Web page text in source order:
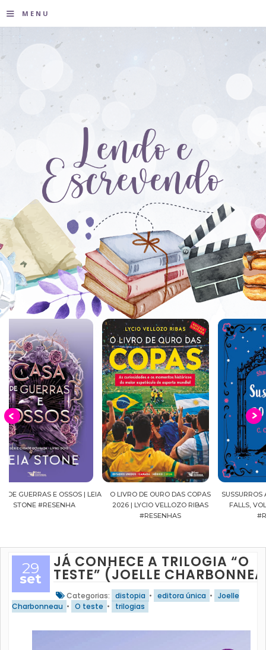
≡ MENU
O LIVRO DE OURO DAS COPAS
2026 | LYCIO VELLOZO RIBAS
SUSSURROS AO LUAR | SHADOW
FALLS, VOL.04 | C.C.HUNTER
#RESENHA
29
set
JÁ CONHECE A TRILOGIA “O
TESTE” (JOELLE
Categorias: distopia • editora única • Joelle
Charbonneau • O teste • trilogias